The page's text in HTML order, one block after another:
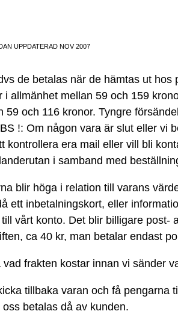
UPPDATERAD NOV 2007
de betalas när de hämtas ut hos
allmänhet mellan 59 och 159
och 116 kronor. Tyngre
!: Om någon vara är slut eller vi
era mail eller vill bli
i samband med
blir höga i relation till varans
ett inbetalningskort, eller
vårt konto. Det blir billigare post-
ca 40 kr, man betalar endast
frakten kostar innan vi sänder
tillbaka varan och få pengarna
betalas då av kunden.